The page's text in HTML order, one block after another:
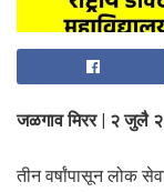
जळगाव मिरर | २ जुलै
तीन वर्षांपासून लोक